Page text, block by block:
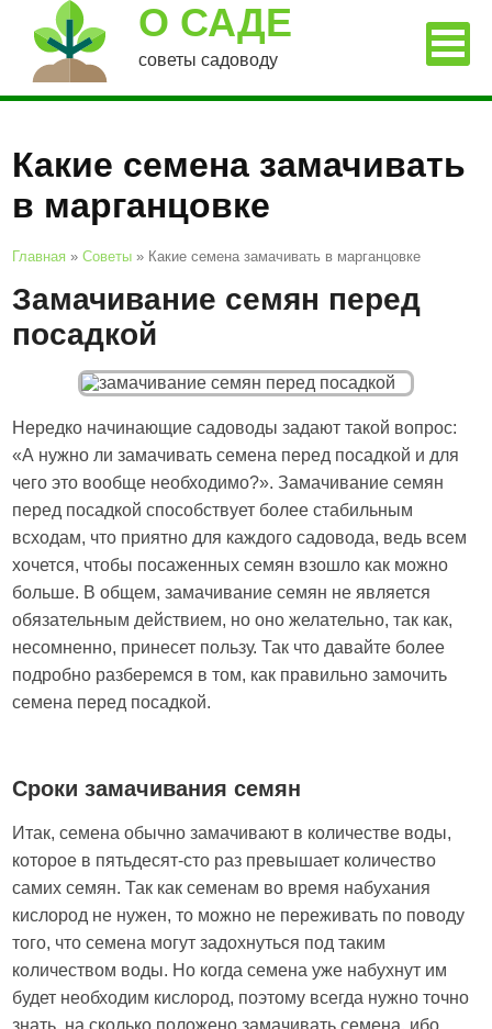
О САДЕ
советы садоводу
Какие семена замачивать
в марганцовке
Главная »Советы » Какие семена замачивать в марганцовке
Замачивание семян перед
посадкой
Нередко начинающие садоводы задают такой вопрос:
«А нужно ли замачивать семена перед посадкой и для
чего это вообще необходимо?». Замачивание семян
перед посадкой способствует более стабильным
всходам, что приятно для каждого садовода, ведь всем
хочется, чтобы посаженных семян взошло как можно
больше. В общем, замачивание семян не является
обязательным действием, но оно желательно, так как,
несомненно, принесет пользу. Так что давайте более
подробно разберемся в том, как правильно замочить
семена перед посадкой.
Сроки замачивания семян
Итак, семена обычно замачивают в количестве воды,
которое в пятьдесят-сто раз превышает количество
самих семян. Так как семенам во время набухания
кислород не нужен, то можно не переживать по поводу
того, что семена могут задохнуться под таким
количеством воды. Но когда семена уже набухнут им
будет необходим кислород, поэтому всегда нужно точно
знать, на сколько положено замачивать семена, ибо